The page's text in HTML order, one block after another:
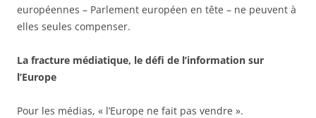
européennes – Parlement européen en tête – ne peuvent à
elles seules compenser.
La fracture médiatique, le défi de l’information sur
l’Europe
Pour les médias, « l’Europe ne fait pas vendre ».